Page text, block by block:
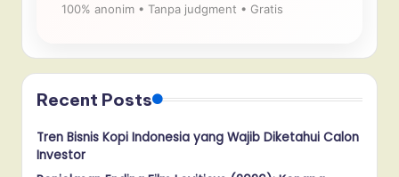
100% anonim • Tanpa judgment • Gratis
Recent Posts
Tren Bisnis Kopi Indonesia yang Wajib Diketahui Calon
Investor